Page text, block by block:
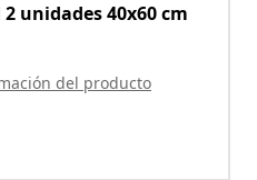
unidades 40x60 cm
del producto